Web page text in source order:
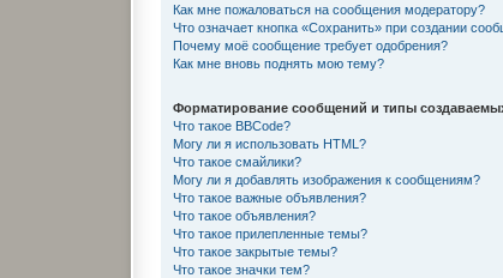
Как мне пожаловаться на сообщения модератору?
Что означает кнопка «Сохранить» при создании
Почему моё сообщение требует одобрения?
Как мне вновь поднять мою тему?
Форматирование сообщений и типы
Что такое BBCode?
Могу ли я использовать HTML?
Что такое смайлики?
Могу ли я добавлять изображения к сообщениям?
Что такое важные объявления?
Что такое объявления?
Что такое прилепленные темы?
Что такое закрытые темы?
Что такое значки тем?